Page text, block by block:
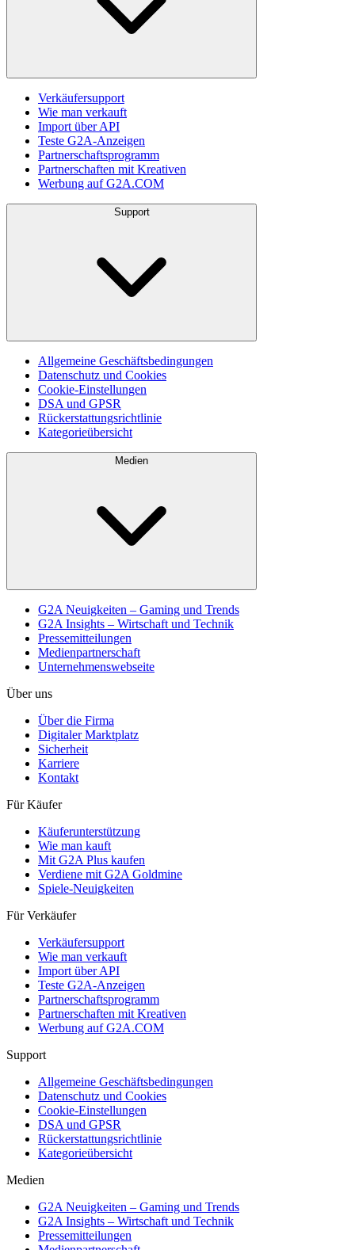
Verkäufersupport
Wie man verkauft
Import über API
Teste G2A-Anzeigen
Partnerschaftsprogramm
Partnerschaften mit Kreativen
Werbung auf G2A.COM
Support
Allgemeine Geschäftsbedingungen
Datenschutz und Cookies
Cookie-Einstellungen
DSA und GPSR
Rückerstattungsrichtlinie
Kategorieübersicht
Medien
G2A Neuigkeiten – Gaming und Trends
G2A Insights – Wirtschaft und Technik
Pressemitteilungen
Medienpartnerschaft
Unternehmenswebseite
Über uns
Über die Firma
Digitaler Marktplatz
Sicherheit
Karriere
Kontakt
Für Käufer
Käuferunterstützung
Wie man kauft
Mit G2A Plus kaufen
Verdiene mit G2A Goldmine
Spiele-Neuigkeiten
Für Verkäufer
Verkäufersupport
Wie man verkauft
Import über API
Teste G2A-Anzeigen
Partnerschaftsprogramm
Partnerschaften mit Kreativen
Werbung auf G2A.COM
Support
Allgemeine Geschäftsbedingungen
Datenschutz und Cookies
Cookie-Einstellungen
DSA und GPSR
Rückerstattungsrichtlinie
Kategorieübersicht
Medien
G2A Neuigkeiten – Gaming und Trends
G2A Insights – Wirtschaft und Technik
Pressemitteilungen